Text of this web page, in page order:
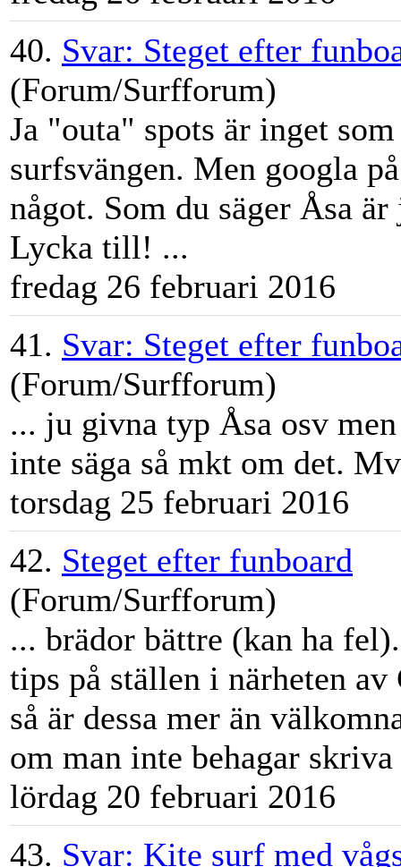
40. Svar: Steget efter
(Forum/Surfforum)
Ja "outa" spots är inget
surfsvängen. Men googla
något. Som du säger Åsa är
Lycka till! ...
fredag 26 februari 2016
41. Svar: Steget efter
(Forum/Surfforum)
... ju givna typ Åsa osv
inte säga så mkt om det.
torsdag 25 februari 2016
42. Steget efter funboard
(Forum/Surfforum)
... brädor bättre (kan ha
tips på ställen i närheten
så är dessa mer än
om man inte behagar
lördag 20 februari 2016
43. Svar: Kite surf med